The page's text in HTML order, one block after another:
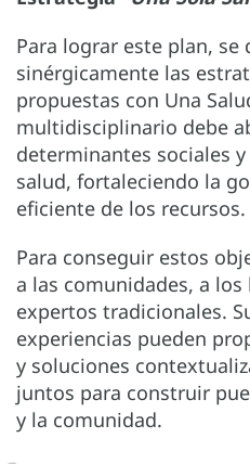
Para lograr este plan, se
sinérgicamente las
propuestas con Una
multidisciplinario debe
determinantes sociales
salud, fortaleciendo la
eficiente de los recursos.
Para conseguir estos
a las comunidades, a
expertos tradicionales.
experiencias pueden
y soluciones
juntos para construir
y la comunidad.